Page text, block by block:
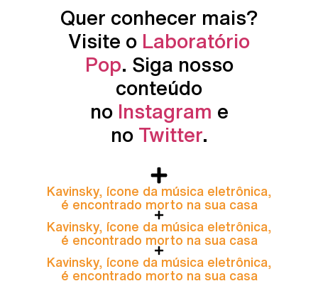
Quer conhecer mais?
Visite o Laboratório
Pop. Siga nosso
conteúdo
no Instagram e
no Twitter.
Kavinsky, ícone da música eletrônica,
é encontrado morto na sua casa
Kavinsky, ícone da música eletrônica,
é encontrado morto na sua casa
Kavinsky, ícone da música eletrônica,
é encontrado morto na sua casa